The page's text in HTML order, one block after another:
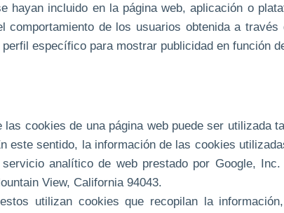
hayan incluido en la página web, aplicación o
comportamiento de los usuarios obtenida a
específico para mostrar publicidad en función
cookies de una página web puede ser utilizada
este sentido, la información de las cookies
analítico de web prestado por Google,
View, California 94043.
utilizan cookies que recopilan la